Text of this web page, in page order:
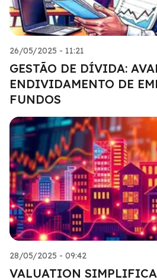
26/05/2025 - 11:21
GESTÃO DE DÍVIDA:
ENDIVIDAMENTO DE
FUNDOS
28/05/2025 - 09:42
VALUATION